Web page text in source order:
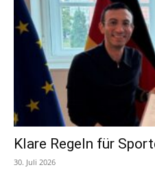
Klare Regeln für
30. Juli 2026